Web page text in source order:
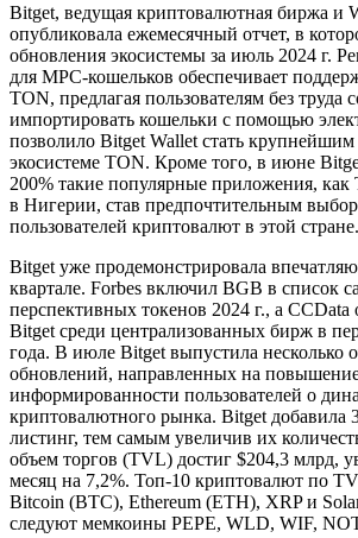
Bitget, ведущая криптовалютная биржа и
опубликовала ежемесячный отчет, в
обновления экосистемы за июль 2024 г.
для MPC-кошельков обеспечивает
TON, предлагая пользователям без труда
импортировать кошельки с помощью
позволило Bitget Wallet стать
экосистеме TON. Кроме того, в июне
200% такие популярные приложения,
в Нигерии, став предпочтительным
пользователей криптовалют в этой стране.
Bitget уже продемонстрировала
квартале. Forbes включил BGB в список
перспективных токенов 2024 г., а CCData
Bitget среди централизованных бирж в
года. В июле Bitget выпустила несколько
обновлений, направленных на
информированности пользователей о
криптовалютного рынка. Bitget добавила
листинг, тем самым увеличив их
объем торгов (TVL) достиг $204,3 млрд,
месяц на 7,2%. Топ-10 криптовалют по
Bitcoin (BTC), Ethereum (ETH), XRP и
следуют мемкоины PEPE, WLD, WIF,